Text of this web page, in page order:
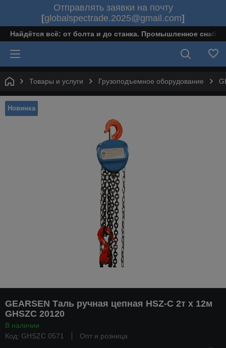
Отправлять заявки на почту
[globalspectrade.2025@gmail.com]
Найдётся всё: от болта и до станка. Промышленное
Товары и услуги Грузоподъемное оборудование
Новинка
GEARSEN Таль ручная цепная HSZ-C 2т х 12м
GHSZC 20120
В наличии
Код: GHSZC 0571
Опт и розница